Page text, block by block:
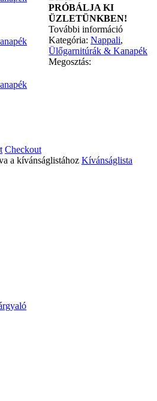
PRÓBÁLJA KI
ÜZLETÜNKBEN!
További információ
Kategória:Nappali,
Ülőgarnitúrák & Kanapék
Megosztás:
Checkout
a kívánságlistához Kívánságlista